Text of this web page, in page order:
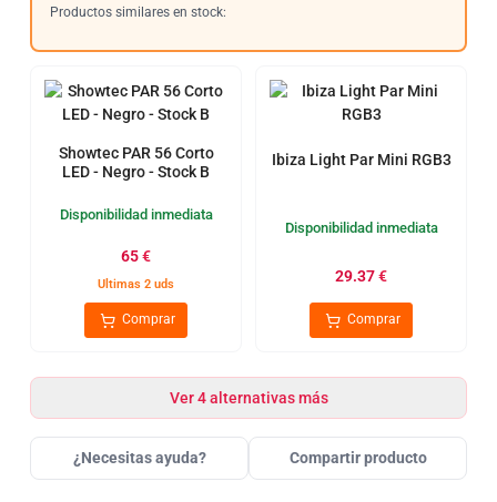
Productos similares en stock:
Showtec PAR 56 Corto
LED - Negro - Stock B
Disponibilidad inmediata
65€
Ultimas 2 uds
Comprar
Ibiza Light Par Mini RGB3
Disponibilidad inmediata
29.37€
Comprar
Ver 4 alternativas más
¿Necesitas ayuda? Compartir producto